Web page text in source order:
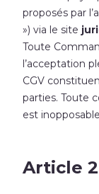
proposés par
») via le site
Toute
l’acceptation
CGV
parties. Toute
est
Article